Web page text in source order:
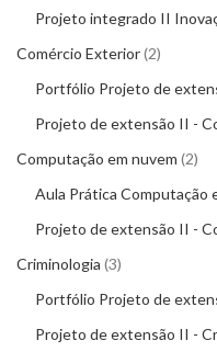
Projeto integrado II
Comércio Exterior 2
Portfólio Projeto de
Projeto de extensão II -
Computação em nuvem 2
Aula Prática Computação
Projeto de extensão II -
Criminologia 3
Portfólio Projeto de
Projeto de extensão II -